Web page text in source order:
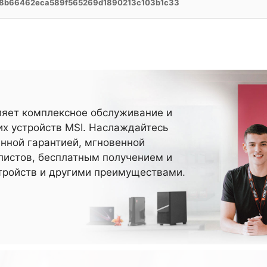
комплексное обслуживание и
устройств MSI. Наслаждайтесь
гарантией, мгновенной
бесплатным получением и
и другими преимуществами.